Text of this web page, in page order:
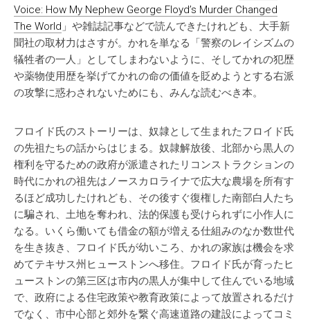
Voice: How My Nephew George Floyd’s Murder Changed
The World 」や雑誌記事などで読んできたけれども、大手新
聞社の取材力はさすが。かれを単なる「警察のレイシズムの
犠牲者の一人」としてしまわないように、そしてかれの犯歴
や薬物使用歴を挙げてかれの命の価値を貶めようとする右派
の攻撃に惑わされないためにも、みんな読むべき本。
フロイド氏のストーリーは、奴隷として生まれたフロイド氏
の先祖たちの話からはじまる。奴隷解放後、北部から黒人の
権利を守るための政府が派遣されたリコンストラクションの
時代にかれの祖先はノースカロライナで広大な農場を所有す
るほど成功したけれども、その後すぐ復権した南部白人たち
に騙され、土地を奪われ、法的保護も受けられずに小作人に
なる。いくら働いても借金の額が増える仕組みのなか数世代
を生き抜き、フロイド氏が幼いころ、かれの家族は機会を求
めてテキサス州ヒューストンへ移住。フロイド氏が育ったヒ
ューストンの第三区は市内の黒人が集中して住んでいる地域
で、政府による住宅政策や教育政策によって放置されるだけ
でなく、市中心部と郊外を繋ぐ高速道路の建設によってコミ